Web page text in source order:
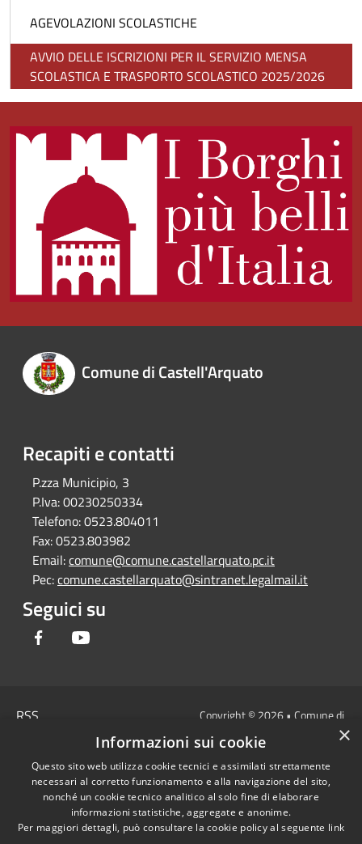
AGEVOLAZIONI SCOLASTICHE
AVVIO DELLE ISCRIZIONI PER IL SERVIZIO MENSA
SCOLASTICA E TRASPORTO SCOLASTICO 2025/2026
Comune di Castell'Arquato
Recapiti e contatti
P.zza Municipio, 3
P.Iva:00230250334
Telefono:0523.804011
Fax:0523.803982
Email:comune@comune.castellarquato.pc.it
Pec:comune.castellarquato@sintranet.legalmail.it
Seguici su
Facebook
RSS
Cookie
Mappa del sito
DICHIARAZIONE DI
ACCESSIBILITA'
Copyright © 2026 • Comune di
Castell'Arquato • Powered by
Municipium
redazione
×
Informazioni sui cookie
Questo sito web utilizza cookie tecnici e assimilati strettamente
necessari al corretto funzionamento e alla navigazione del sito,
nonché un cookie tecnico analitico al solo fine di elaborare
informazioni statistiche, aggregate e anonime.
Per maggiori dettagli, può consultare la cookie policy al seguente link